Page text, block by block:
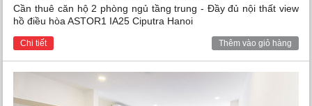
Cần thuê căn hộ 2 phòng ngủ tầng trung - Đầy đủ nội thất view
hồ điều hòa ASTOR1 IA25 Ciputra Hanoi
Chi tiết Thêm vào giỏ hàng